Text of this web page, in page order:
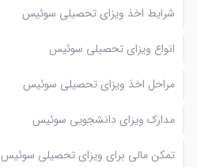
شرایط اخذ ویزای تحصیلی سوئیس
انواع ویزای تحصیلی سوئیس
مراحل اخذ ویزای تحصیلی سوئیس
مدارک ویزای دانشجویی سوئیس
تمکن مالی برای ویزای تحصیلی سوئیس